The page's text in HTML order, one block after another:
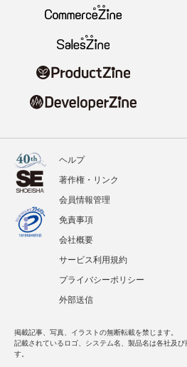
ヘルプ
著作権・リンク
会員情報管理
免責事項
会社概要
サービス利用規約
プライバシーポリシー
外部送信
掲載記事、写真、イラストの無断転載を禁じます。
記載されているロゴ、システム名、製品名は各社及
す。